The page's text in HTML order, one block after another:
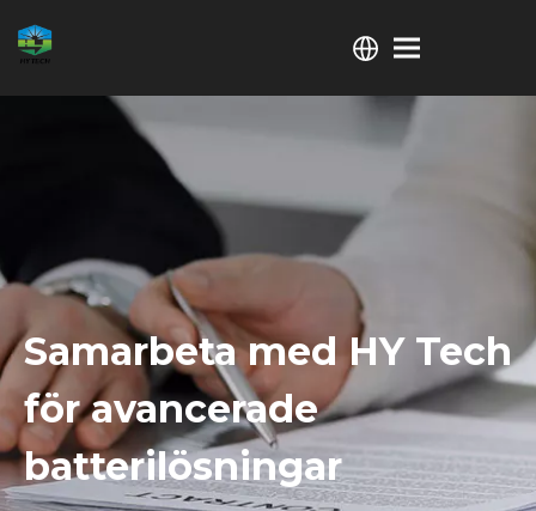
Samarbeta med HY Tech
för avancerade
batterilösningar